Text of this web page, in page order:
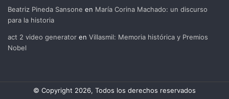
Beatriz Pineda Sansone en María Corina Machado: un discurso
para la historia
act 2 video generator en Villasmil: Memoria histórica y Premios
Nobel
© Copyright 2026, Todos los derechos reservados